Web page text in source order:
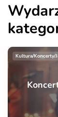
Kultura/Koncerty/